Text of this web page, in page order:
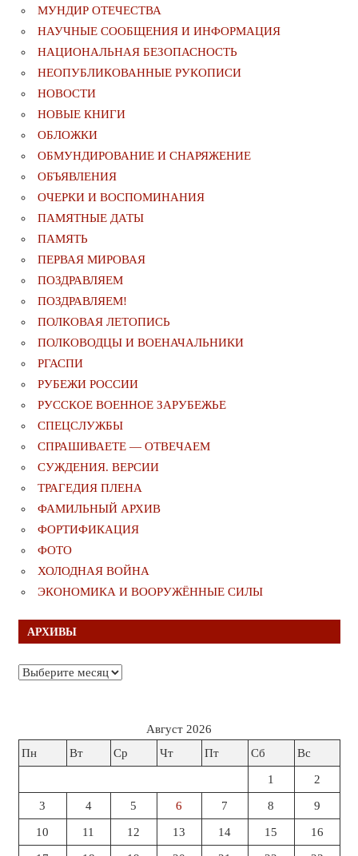
МУНДИР ОТЕЧЕСТВА
НАУЧНЫЕ СООБЩЕНИЯ И ИНФОРМАЦИЯ
НАЦИОНАЛЬНАЯ БЕЗОПАСНОСТЬ
НЕОПУБЛИКОВАННЫЕ РУКОПИСИ
НОВОСТИ
НОВЫЕ КНИГИ
ОБЛОЖКИ
ОБМУНДИРОВАНИЕ И СНАРЯЖЕНИЕ
ОБЪЯВЛЕНИЯ
ОЧЕРКИ И ВОСПОМИНАНИЯ
ПАМЯТНЫЕ ДАТЫ
ПАМЯТЬ
ПЕРВАЯ МИРОВАЯ
ПОЗДРАВЛЯЕМ
ПОЗДРАВЛЯЕМ!
ПОЛКОВАЯ ЛЕТОПИСЬ
ПОЛКОВОДЦЫ И ВОЕНАЧАЛЬНИКИ
РГАСПИ
РУБЕЖИ РОССИИ
РУССКОЕ ВОЕННОЕ ЗАРУБЕЖЬЕ
СПЕЦСЛУЖБЫ
СПРАШИВАЕТЕ — ОТВЕЧАЕМ
СУЖДЕНИЯ. ВЕРСИИ
ТРАГЕДИЯ ПЛЕНА
ФАМИЛЬНЫЙ АРХИВ
ФОРТИФИКАЦИЯ
ФОТО
ХОЛОДНАЯ ВОЙНА
ЭКОНОМИКА И ВООРУЖЁННЫЕ СИЛЫ
АРХИВЫ
Архивы
Август 2026
Пн
Вт Ср Чт Пт Сб Вс
1 2
3 4 5 6 7 8 9
10 11 12 13 14 15 16